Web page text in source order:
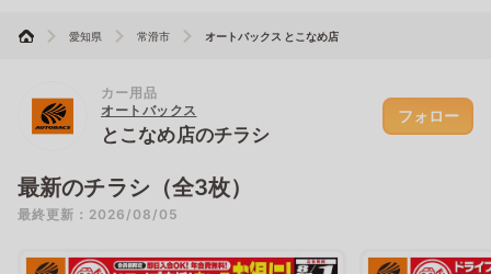
愛知県 常滑市 オートバックス とこなめ店
カー用品
オートバックス
とこなめ店のチラシ
フォロー
最新のチラシ（全3枚）
最終更新：2026/08/05